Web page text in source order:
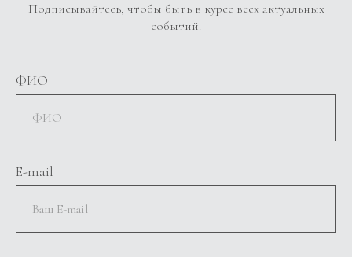
Подписывайтесь, чтобы быть в курсе всех актуальных
событий.
ФИО
E-mail